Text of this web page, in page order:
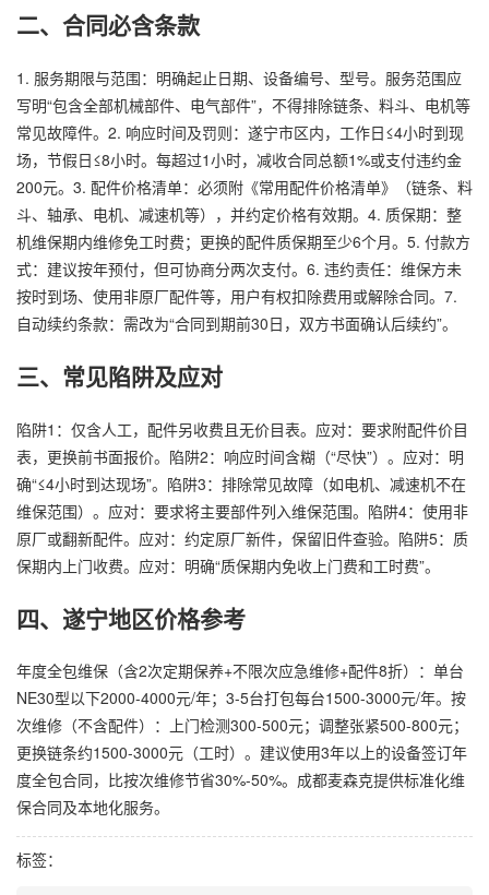
二、合同必含条款
1. 服务期限与范围：明确起止日期、设备编号、型号。服务范围应
写明“包含全部机械部件、电气部件”，不得排除链条、料斗、电机等
常见故障件。2. 响应时间及罚则：遂宁市区内，工作日≤4小时到现
场，节假日≤8小时。每超过1小时，减收合同总额1%或支付违约金
200元。3. 配件价格清单：必须附《常用配件价格清单》（链条、料
斗、轴承、电机、减速机等），并约定价格有效期。4. 质保期：整
机维保期内维修免工时费；更换的配件质保期至少6个月。5. 付款方
式：建议按年预付，但可协商分两次支付。6. 违约责任：维保方未
按时到场、使用非原厂配件等，用户有权扣除费用或解除合同。7.
自动续约条款：需改为“合同到期前30日，双方书面确认后续约”。
三、常见陷阱及应对
陷阱1：仅含人工，配件另收费且无价目表。应对：要求附配件价目
表，更换前书面报价。陷阱2：响应时间含糊（“尽快”）。应对：明
确“≤4小时到达现场”。陷阱3：排除常见故障（如电机、减速机不在
维保范围）。应对：要求将主要部件列入维保范围。陷阱4：使用非
原厂或翻新配件。应对：约定原厂新件，保留旧件查验。陷阱5：质
保期内上门收费。应对：明确“质保期内免收上门费和工时费”。
四、遂宁地区价格参考
年度全包维保（含2次定期保养+不限次应急维修+配件8折）：单台
NE30型以下2000-4000元/年；3-5台打包每台1500-3000元/年。按
次维修（不含配件）：上门检测300-500元；调整张紧500-800元；
更换链条约1500-3000元（工时）。建议使用3年以上的设备签订年
度全包合同，比按次维修节省30%-50%。成都麦森克提供标准化维
保合同及本地化服务。
标签：